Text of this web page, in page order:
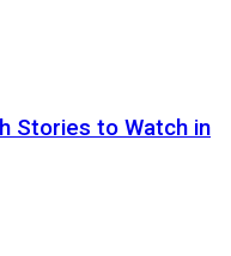
Stories to Watch in